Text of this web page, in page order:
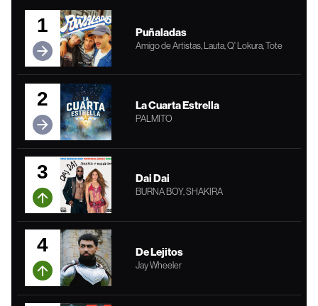
1 Puñaladas
Amigo de Artistas, Lauta, Q' Lokura, Tote
2 La Cuarta Estrella
PALMITO
3 Dai Dai
BURNA BOY, SHAKIRA
4 De Lejitos
Jay Wheeler